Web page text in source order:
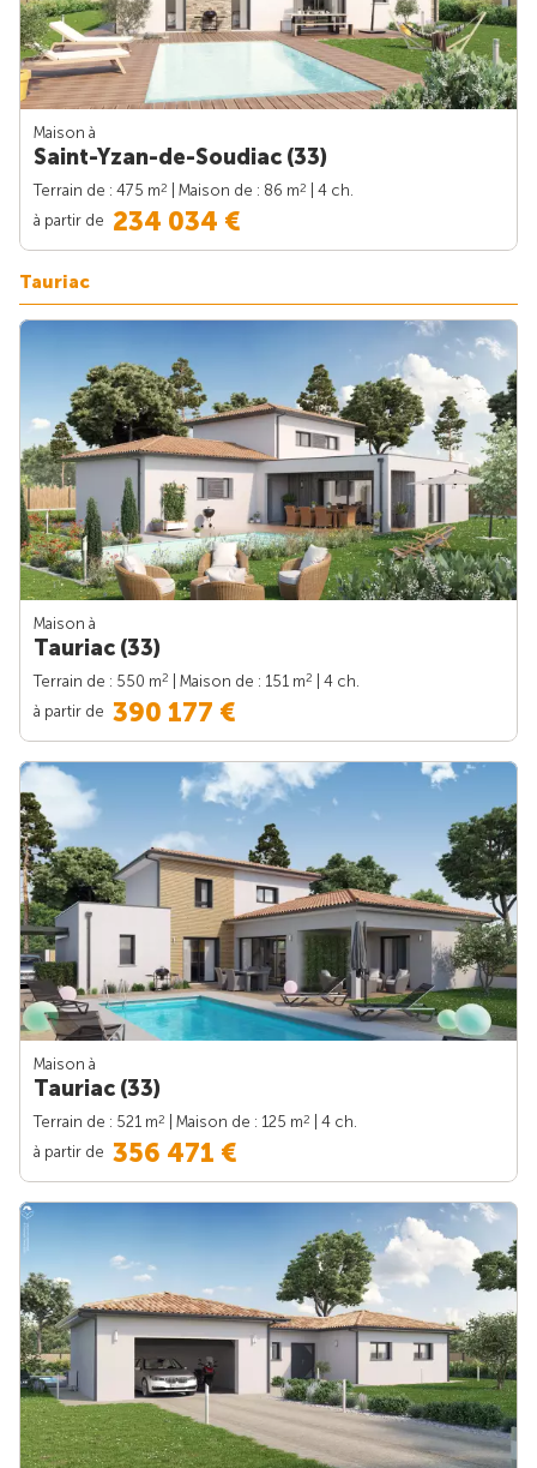
Maison à
Saint-Yzan-de-Soudiac (33)
Terrain de : 475 m2 | Maison de : 86 m2
| 4 ch.
à partir de 234 034 €
Tauriac
Maison à
Tauriac (33)
Terrain de : 550 m2 | Maison de : 151 m2
| 4 ch.
à partir de 390 177 €
Maison à
Tauriac (33)
Terrain de : 521 m2 | Maison de : 125 m2
| 4 ch.
à partir de 356 471 €